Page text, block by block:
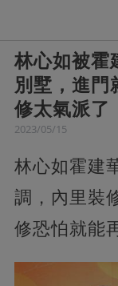
林心如被霍
別墅，進門
修太氣派了
2023/05/15
林心如霍建
調，內里裝
修恐怕就能